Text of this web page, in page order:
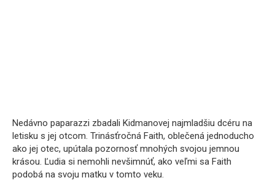
Nedávno paparazzi zbadali Kidmanovej najmladšiu dcéru na
letisku s jej otcom. Trinásťročná Faith, oblečená jednoducho
ako jej otec, upútala pozornosť mnohých svojou jemnou
krásou. Ľudia si nemohli nevšimnúť, ako veľmi sa Faith
podobá na svoju matku v tomto veku.